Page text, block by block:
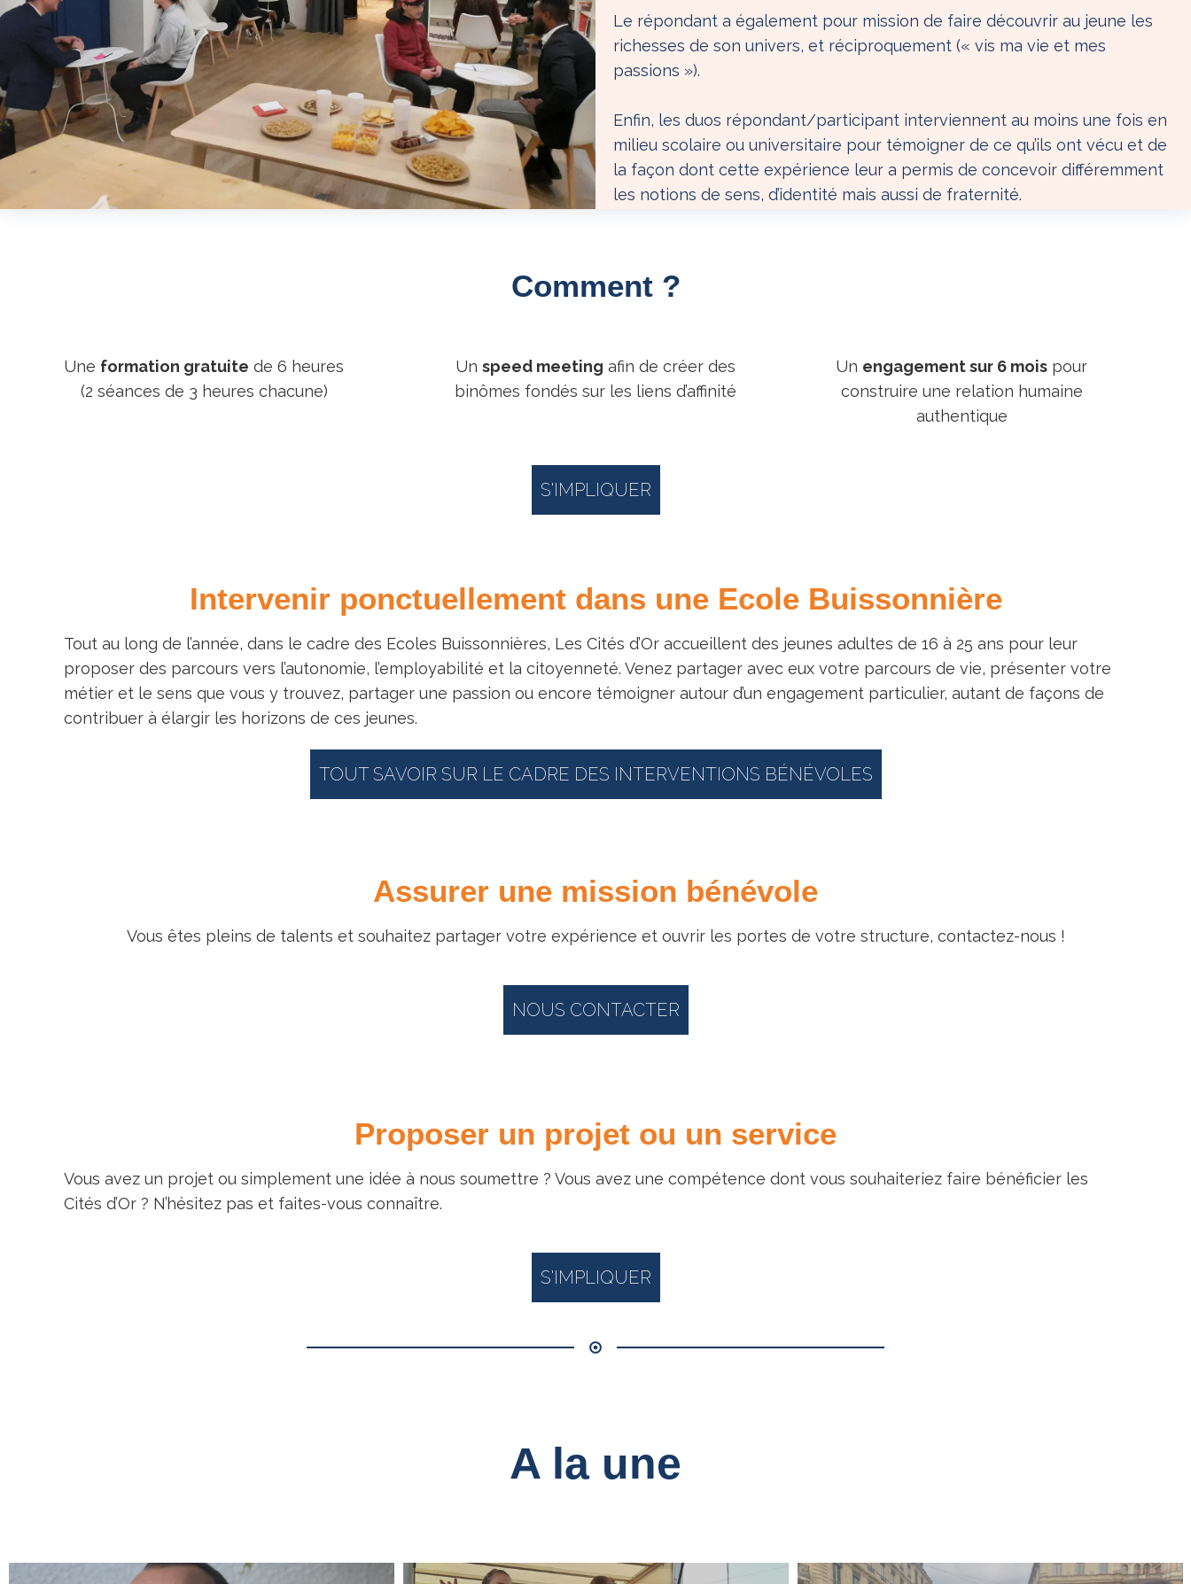
Le répondant a également pour mission de faire découvrir au jeune les
richesses de son univers, et réciproquement (« vis ma vie et mes
passions »).
Enfin, les duos répondant/participant interviennent au moins une fois en
milieu scolaire ou universitaire pour témoigner de ce qu’ils ont vécu et de
la façon dont cette expérience leur a permis de concevoir différemment
les notions de sens, d’identité mais aussi de fraternité.
Comment ?
Une formation gratuite de 6 heures
(2 séances de 3 heures chacune)
Un speed meeting afin de créer des
binômes fondés sur les liens d’affinité
Un engagement sur 6 mois pour
construire une relation humaine
authentique
S'IMPLIQUER
Intervenir ponctuellement dans une Ecole Buissonnière
Tout au long de l’année, dans le cadre des Ecoles Buissonnières, Les Cités d’Or accueillent des jeunes adultes de 16 à 25 ans pour leur
proposer des parcours vers l’autonomie, l’employabilité et la citoyenneté. Venez partager avec eux votre parcours de vie, présenter votre
métier et le sens que vous y trouvez, partager une passion ou encore témoigner autour d’un engagement particulier, autant de façons de
contribuer à élargir les horizons de ces jeunes.
TOUT SAVOIR SUR LE CADRE DES INTERVENTIONS BÉNÉVOLES
Assurer une mission bénévole
Vous êtes pleins de talents et souhaitez partager votre expérience et ouvrir les portes de votre structure, contactez-nous !
NOUS CONTACTER
Proposer un projet ou un service
Vous avez un projet ou simplement une idée à nous soumettre ? Vous avez une compétence dont vous souhaiteriez faire bénéficier les
Cités d’Or ? N’hésitez pas et faites-vous connaître.
S'IMPLIQUER
A la une